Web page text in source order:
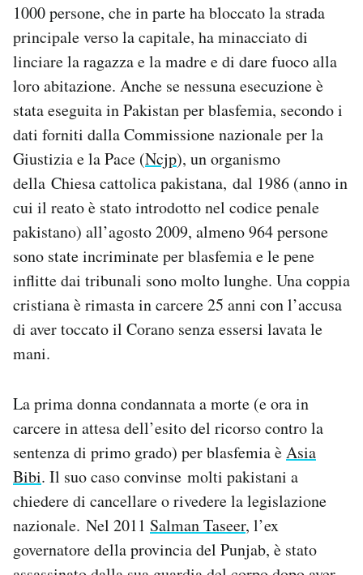
1000 persone, che in parte ha bloccato la strada
principale verso la capitale, ha minacciato di
linciare la ragazza e la madre e di dare fuoco alla
loro abitazione. Anche se nessuna esecuzione è
stata eseguita in Pakistan per blasfemia, secondo i
dati forniti dalla Commissione nazionale per la
Giustizia e la Pace (Ncjp), un organismo
della Chiesa cattolica pakistana, dal 1986 (anno in
cui il reato è stato introdotto nel codice penale
pakistano) all’agosto 2009, almeno 964 persone
sono state incriminate per blasfemia e le pene
inflitte dai tribunali sono molto lunghe. Una coppia
cristiana è rimasta in carcere 25 anni con l’accusa
di aver toccato il Corano senza essersi lavata le
mani.
La prima donna condannata a morte (e ora in
carcere in attesa dell’esito del ricorso contro la
sentenza di primo grado) per blasfemia èAsia
Bibi. Il suo caso convinse molti pakistani a
chiedere di cancellare o rivedere la legislazione
nazionale. Nel 2011 Salman Taseer, l’ex
governatore della provincia del Punjab, è stato